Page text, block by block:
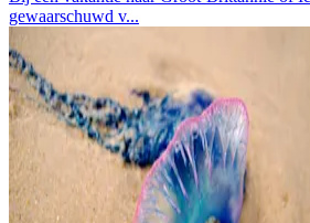
gewaarschuwd v...